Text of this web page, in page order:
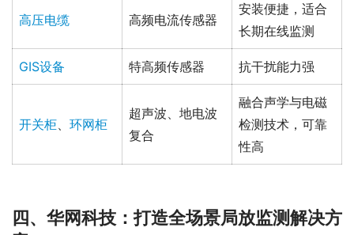
高压电缆 高频电流传感器
安装便捷，适合
长期在线监测
GIS设备 特高频传感器 抗干扰能力强
开关柜、 环网柜
超声波、地电波
复合
融合声学与电磁
检测技术，可靠
性高
四、华网科技：打造全场景局放监测解决方